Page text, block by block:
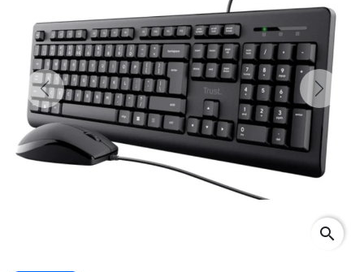
Previous Next
search